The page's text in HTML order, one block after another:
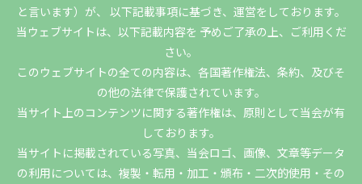
と言います）が、 以下記載事項に基づき、運営をしております。
当ウェブサイトは、以下記載内容を 予めご了承の上、ご利用くだ
さい。
このウェブサイトの全ての内容は、各国著作権法、条約、及びそ
の他の法律で保護されています。
当サイト上のコンテンツに関する著作権は、原則として当会が有
しております。
当サイトに掲載されている写真、当会ロゴ、画像、文章等データ
の利用については、複製・転用・加工・頒布・二次的使用・その